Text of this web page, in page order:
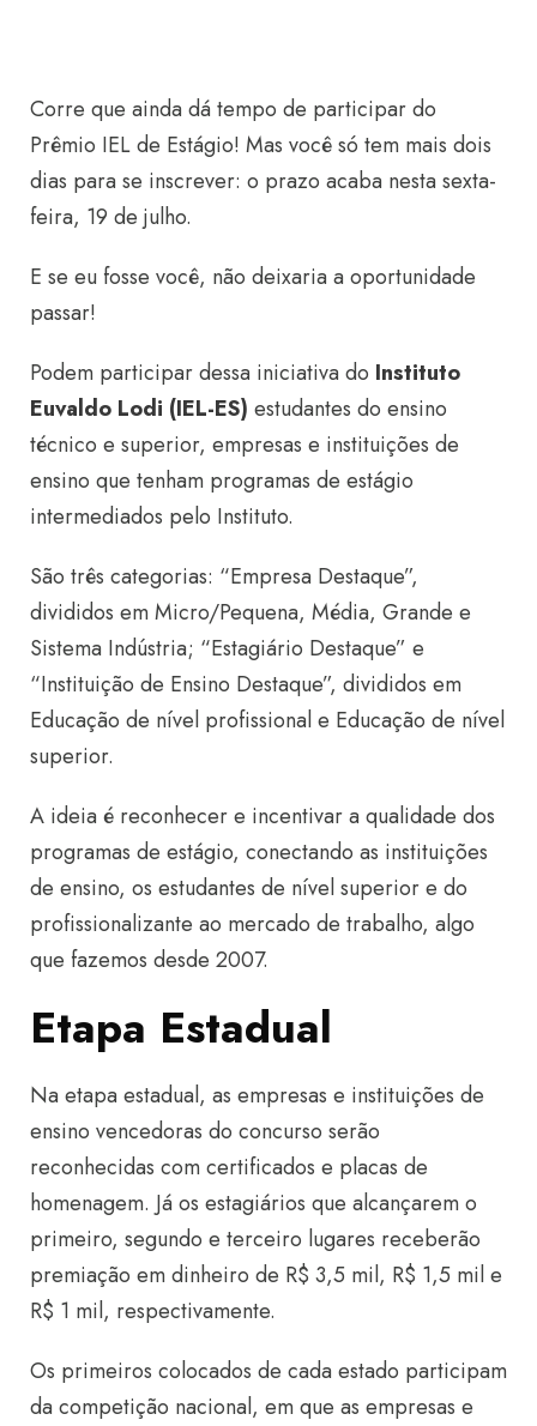
Corre que ainda dá tempo de participar do
Prêmio IEL de Estágio! Mas você só tem mais dois
dias para se inscrever: o prazo acaba nesta sexta-
feira, 19 de julho.
E se eu fosse você, não deixaria a oportunidade
passar!
Podem participar dessa iniciativa do Instituto
Euvaldo Lodi (IEL-ES) estudantes do ensino
técnico e superior, empresas e instituições de
ensino que tenham programas de estágio
intermediados pelo Instituto.
São três categorias: “Empresa Destaque”,
divididos em Micro/Pequena, Média, Grande e
Sistema Indústria; “Estagiário Destaque” e
“Instituição de Ensino Destaque”, divididos em
Educação de nível profissional e Educação de nível
superior.
A ideia é reconhecer e incentivar a qualidade dos
programas de estágio, conectando as instituições
de ensino, os estudantes de nível superior e do
profissionalizante ao mercado de trabalho, algo
que fazemos desde 2007.
Etapa Estadual
Na etapa estadual, as empresas e instituições de
ensino vencedoras do concurso serão
reconhecidas com certificados e placas de
homenagem. Já os estagiários que alcançarem o
primeiro, segundo e terceiro lugares receberão
premiação em dinheiro de R$ 3,5 mil, R$ 1,5 mil e
R$ 1 mil, respectivamente.
Os primeiros colocados de cada estado participam
da competição nacional, em que as empresas e